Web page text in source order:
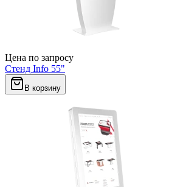
Цена по запросу
Стенд Info 55"
В корзину